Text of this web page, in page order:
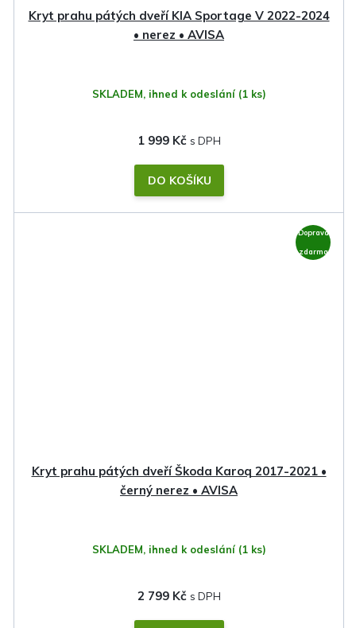
Kryt prahu pátých dveří KIA Sportage V 2022-2024
• nerez • AVISA
SKLADEM, ihned k odeslání (1 ks)
1 999 Kč
DO KOŠÍKU
Doprava
zdarma
Kryt prahu pátých dveří Škoda Karoq 2017-2021 •
černý nerez • AVISA
SKLADEM, ihned k odeslání (1 ks)
2 799 Kč